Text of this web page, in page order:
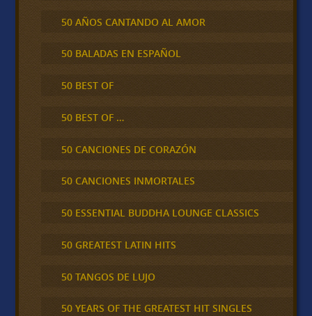
50 AÑOS CANTANDO AL AMOR
50 BALADAS EN ESPAÑOL
50 BEST OF
50 BEST OF …
50 CANCIONES DE CORAZÓN
50 CANCIONES INMORTALES
50 ESSENTIAL BUDDHA LOUNGE CLASSICS
50 GREATEST LATIN HITS
50 TANGOS DE LUJO
50 YEARS OF THE GREATEST HIT SINGLES